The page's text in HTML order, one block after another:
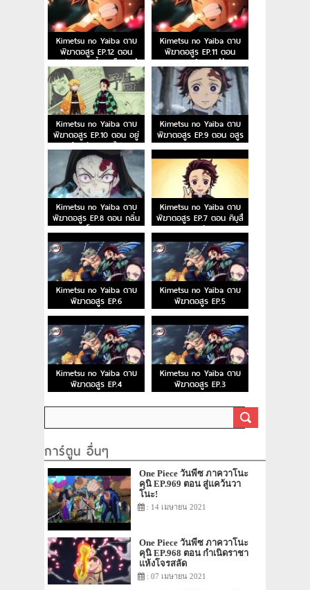
Kimetsu no Yaiba ดาบ
พิฆาตอสูร EP.12 ตอน
หมูป่าสยายเขี้ยว เซ็นอิตสึ
หลับไหล
Kimetsu no Yaiba ดาบ
พิฆาตอสูร EP.11 ตอน
คฤหาสน์กลองสึซึมิ
Kimetsu no Yaiba ดาบ
พิฆาตอสูร EP.10 ตอน อยู่
ด้วยกันตลอดไป
Kimetsu no Yaiba ดาบ
พิฆาตอสูร EP.9 ตอน อสูร
เทมาริและอสูรลูกศร
Kimetsu no Yaiba ดาบ
พิฆาตอสูร EP.8 ตอน กลิ่น
หอมโลหิตมายา
Kimetsu no Yaiba ดาบ
พิฆาตอสูร EP.7 ตอน คิบุสึ
จิ มุซัน
Kimetsu no Yaiba ดาบ
พิฆาตอสูร EP.6
Kimetsu no Yaiba ดาบ
พิฆาตอสูร EP.5
Kimetsu no Yaiba ดาบ
พิฆาตอสูร EP.4
Kimetsu no Yaiba ดาบ
พิฆาตอสูร EP.3
การ์ตูน อื่นๆ
One Piece วันพีซ ภาควาโนะ
คุนิ EP.969 ตอน สู่แคว้นวา
โนะ!
: 14 เมษายน 2021
One Piece วันพีซ ภาควาโนะ
คุนิ EP.968 ตอน กำเนิดราชา
แห้งโจรสลัด
: 07 เมษายน 2021